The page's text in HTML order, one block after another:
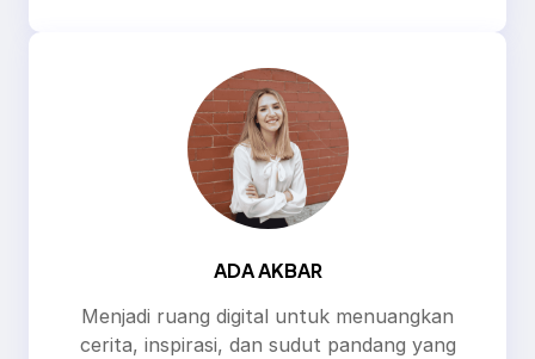
ADA AKBAR
Menjadi ruang digital untuk menuangkan
cerita, inspirasi, dan sudut pandang yang